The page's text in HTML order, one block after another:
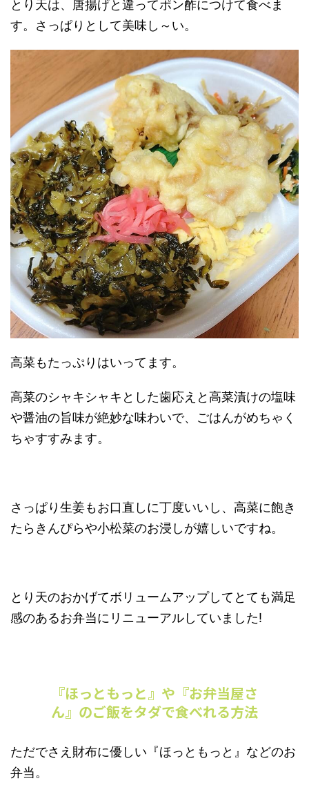
とり天は、唐揚げと違ってポン酢につけて食べま
す。さっぱりとして美味し～い。
高菜もたっぷりはいってます。
高菜のシャキシャキとした歯応えと高菜漬けの塩味
や醤油の旨味が絶妙な味わいで、ごはんがめちゃく
ちゃすすみます。
さっぱり生姜もお口直しに丁度いいし、高菜に飽き
たらきんぴらや小松菜のお浸しが嬉しいですね。
とり天のおかげてボリュームアップしてとても満足
感のあるお弁当にリニューアルしていました!
『ほっともっと』や『お弁当屋さ
ん』のご飯をタダで食べれる方法
ただでさえ財布に優しい『ほっともっと』などのお
弁当。